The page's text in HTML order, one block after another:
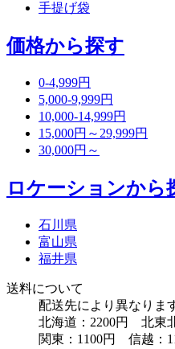
手提げ袋
価格から探す
0-4,999円
5,000-9,999円
10,000-14,999円
15,000円～29,999円
30,000円～
ロケーションから
石川県
富山県
福井県
送料について
配送先により異なりま
北海道：2200円 北東
関東：1100円 信越：